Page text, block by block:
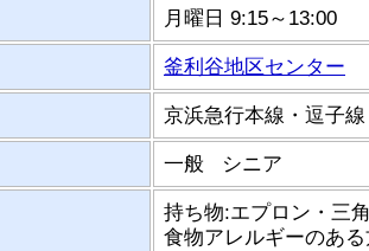
月曜日 9:15～13:00
釜利谷地区センター
京浜急行本線・逗
一般 シニア
持ち物:エプロン・三
食物アレルギーのあ